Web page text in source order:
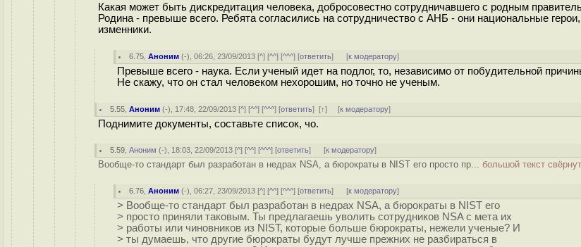
Какая может быть дискредитация человека, добросовестно сотрудничавшего с родным
Родина - превыше всего. Ребята согласились на сотрудничество с АНБ - они национальные
изменники.
6.75 ,Аноним (-), 06:26, 23/09/2013 [^] [^^] [^^^] [ответить] [к модератору]
Превыше всего - наука. Если ученый идет на подлог, то, независимо от побудительной
Не скажу, что он стал человеком нехорошим, но точно не ученым.
5.55 ,Аноним (-), 17:48, 22/09/2013 [^] [^^] [^^^] [ответить][↑] [к модератору]
Поднимите документы, составьте список, чо.
5.59 ,Аноним (-), 18:03, 22/09/2013 [^] [^^] [^^^] [ответить] [к модератору]
Вообще-то стандарт был разработан в недрах NSA, а бюрократы в NIST его просто пр... большой текст
6.76 ,Аноним (-), 06:27, 23/09/2013 [^] [^^] [^^^] [ответить] [к модератору]
> Вообще-то стандарт был разработан в недрах NSA, а бюрократы в NIST его
> просто приняли таковым. Ты предлагаешь уволить сотрудников NSA с мета их
> работы или чиновников из NIST, которые больше бюрократы, нежели ученые? И
> ты думаешь, что другие бюрократы будут лучше прежних не разбираться в